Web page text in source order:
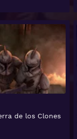
de los Clones